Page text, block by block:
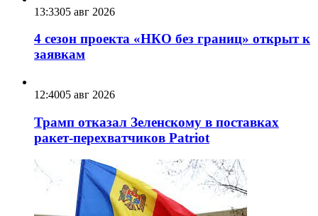
13:3305 авг 2026
4 сезон проекта «НКО без границ» открыт к
заявкам
12:4005 авг 2026
Трамп отказал Зеленскому в поставках
ракет-перехватчиков Patriot